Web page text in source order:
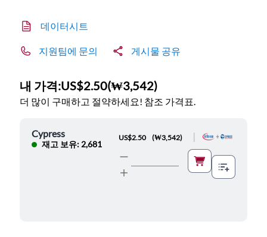
데이터시트
지원팀에 문의 게시물 공유
내 가격:US$2.50(₩3,542)
더 많이 구매하고 절약하세요! 참조 가격표.
Cypress
재고 보유: 2,681
US$2.50 (₩3,542)